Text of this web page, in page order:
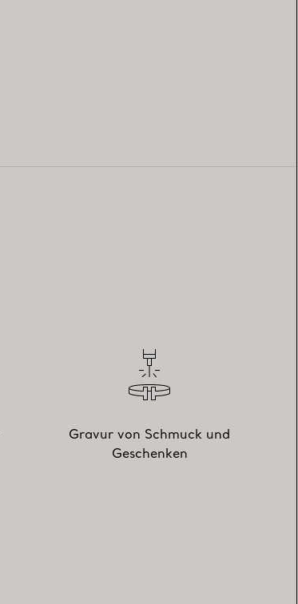
Gravur von Schmuck und
Geschenken